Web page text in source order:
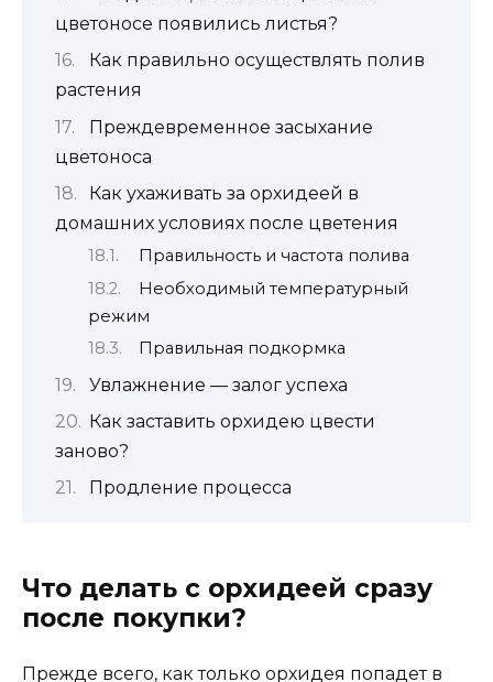
цветоносе появились листья?
Как правильно осуществлять полив
растения
Преждевременное засыхание
цветоноса
Как ухаживать за орхидеей в
домашних условиях после цветения
Правильность и частота полива
Необходимый температурный
режим
Правильная подкормка
Увлажнение — залог успеха
Как заставить орхидею цвести
заново?
Продление процесса
Что делать с орхидеей сразу
после покупки?
Прежде всего, как только орхидея попадет в